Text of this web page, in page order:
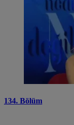
134. Bölüm